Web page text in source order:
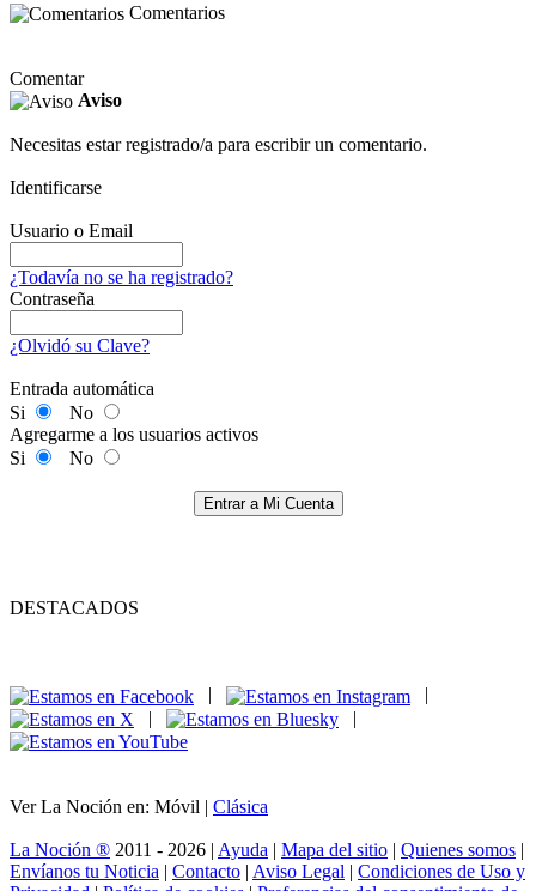
Comentarios
Comentar
Aviso
Necesitas estar registrado/a para escribir un comentario.
Identificarse
Usuario o Email
¿Todavía no se ha registrado?
Contraseña
¿Olvidó su Clave?
Entrada automática
Si
No
Agregarme a los usuarios activos
Si
No
Entrar a Mi Cuenta
DESTACADOS
|
|
Ver La Noción en: Móvil | Clásica
La Noción ® 2011 - 2026 | Ayuda | Mapa del sitio | Quienes somos |
Envíanos tu Noticia | Contacto | Aviso Legal | Condiciones de Uso y